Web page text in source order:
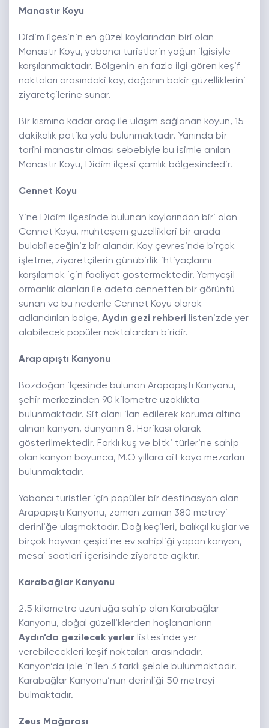
Manastır Koyu
Didim ilçesinin en güzel koylarından biri olan
Manastır Koyu, yabancı turistlerin yoğun ilgisiyle
karşılanmaktadır. Bölgenin en fazla ilgi gören keşif
noktaları arasındaki koy, doğanın bakir güzelliklerini
ziyaretçilerine sunar.
Bir kısmına kadar araç ile ulaşım sağlanan koyun, 15
dakikalık patika yolu bulunmaktadır. Yanında bir
tarihi manastır olması sebebiyle bu isimle anılan
Manastır Koyu, Didim ilçesi çamlık bölgesindedir.
Cennet Koyu
Yine Didim ilçesinde bulunan koylarından biri olan
Cennet Koyu, muhteşem güzellikleri bir arada
bulabileceğiniz bir alandır. Koy çevresinde birçok
işletme, ziyaretçilerin günübirlik ihtiyaçlarını
karşılamak için faaliyet göstermektedir. Yemyeşil
ormanlık alanları ile adeta cennetten bir görüntü
sunan ve bu nedenle Cennet Koyu olarak
adlandırılan bölge, Aydın gezi rehberi listenizde yer
alabilecek popüler noktalardan biridir.
Arapapıştı Kanyonu
Bozdoğan ilçesinde bulunan Arapapıştı Kanyonu,
şehir merkezinden 90 kilometre uzaklıkta
bulunmaktadır. Sit alanı ilan edilerek koruma altına
alınan kanyon, dünyanın 8. Harikası olarak
gösterilmektedir. Farklı kuş ve bitki türlerine sahip
olan kanyon boyunca, M.Ö yıllara ait kaya mezarları
bulunmaktadır.
Yabancı turistler için popüler bir destinasyon olan
Arapapıştı Kanyonu, zaman zaman 380 metreyi
derinliğe ulaşmaktadır. Dağ keçileri, balıkçıl kuşlar ve
birçok hayvan çeşidine ev sahipliği yapan kanyon,
mesai saatleri içerisinde ziyarete açıktır.
Karabağlar Kanyonu
2,5 kilometre uzunluğa sahip olan Karabağlar
Kanyonu, doğal güzelliklerden hoşlananların
Aydın’da gezilecek yerler listesinde yer
verebilecekleri keşif noktaları arasındadır.
Kanyon’da iple inilen 3 farklı şelale bulunmaktadır.
Karabağlar Kanyonu’nun derinliği 50 metreyi
bulmaktadır.
Zeus Mağarası